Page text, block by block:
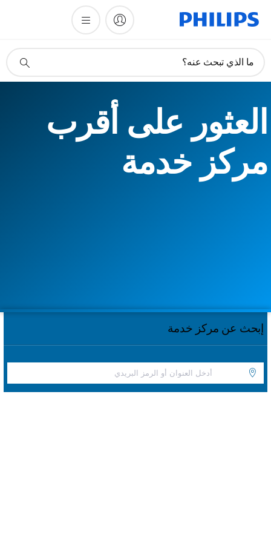
دعم
ما الذي تبحث عنه؟
العثور على أقرب
مركز خدمة
إبحث عن مركز خدمة